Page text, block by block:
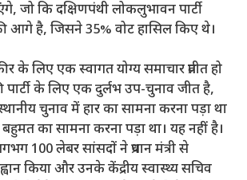
जो कि दक्षिणपंथी लोकलुभावन पार्टी
आगे है, जिसने 35% वोट हासिल किए थे।
के लिए एक स्वागत योग्य समाचार प्रतीत हो
के लिए एक दुर्लभ उप-चुनाव जीत है,
चुनाव में हार का सामना करना पड़ा था
का सामना करना पड़ा था। यह नहीं है।
100 लेबर सांसदों ने प्रधान मंत्री से
किया और उनके केंद्रीय स्वास्थ्य सचिव